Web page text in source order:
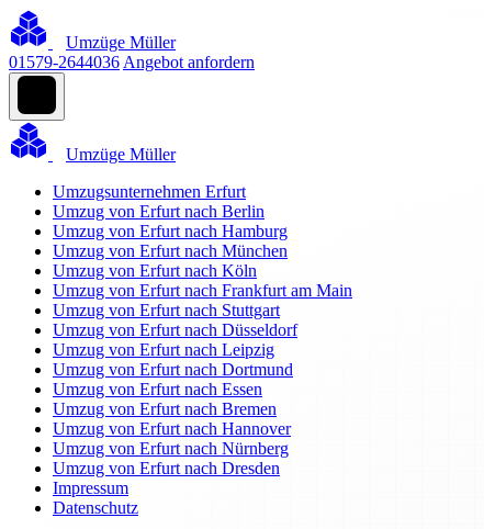
Umzüge Müller
01579-2644036 Angebot anfordern
Umzüge Müller
Umzugsunternehmen Erfurt
Umzug von Erfurt nach Berlin
Umzug von Erfurt nach Hamburg
Umzug von Erfurt nach München
Umzug von Erfurt nach Köln
Umzug von Erfurt nach Frankfurt am Main
Umzug von Erfurt nach Stuttgart
Umzug von Erfurt nach Düsseldorf
Umzug von Erfurt nach Leipzig
Umzug von Erfurt nach Dortmund
Umzug von Erfurt nach Essen
Umzug von Erfurt nach Bremen
Umzug von Erfurt nach Hannover
Umzug von Erfurt nach Nürnberg
Umzug von Erfurt nach Dresden
Impressum
Datenschutz